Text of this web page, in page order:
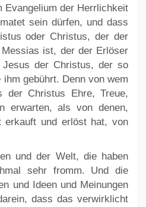
Evangelium der Herrlichkeit
sein dürfen, und dass
oder Christus, der der
ist, der der Erlöser
der Christus, der so
gebührt. Denn von wem
der Christus Ehre, Treue,
erwarten, als von denen,
und erlöst hat, von
und der Welt, die haben
sehr fromm. Und die
und Ideen und Meinungen
dass das verwirklicht